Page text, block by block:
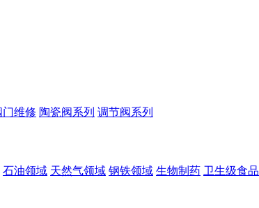
门维修 陶瓷阀系列 调节阀系列
石油领域 天然气领域 钢铁领域 生物制药 卫生级食品